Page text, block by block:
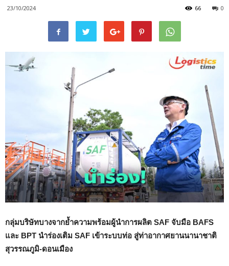
23/10/2024 0
66
กลุ่มบริษัทบางจากย้ำความพร้อมผู้นำการผลิต SAF จับมือ BAFS
และ BPT นำร่องเติม SAF เข้าระบบท่อ สู่ท่าอากาศยานนานาชาติ
สุวรรณภูมิ-ดอนเมือง